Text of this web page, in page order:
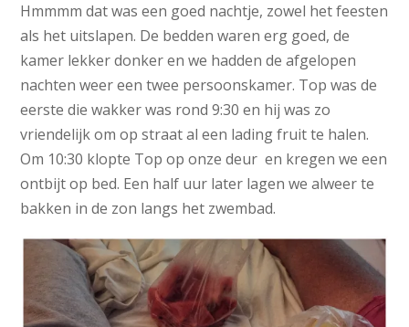
Hmmmm dat was een goed nachtje, zowel het feesten
als het uitslapen. De bedden waren erg goed, de
kamer lekker donker en we hadden de afgelopen
nachten weer een twee persoonskamer. Top was de
eerste die wakker was rond 9:30 en hij was zo
vriendelijk om op straat al een lading fruit te halen.
Om 10:30 klopte Top op onze deur en kregen we een
ontbijt op bed. Een half uur later lagen we alweer te
bakken in de zon langs het zwembad.